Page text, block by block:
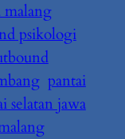
psikologi
pantai
selatan jawa